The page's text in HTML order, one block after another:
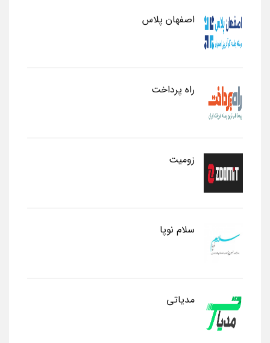
اصفهان پلاس
راه پرداخت
زومیت
سلام نوپا
مدیاتی